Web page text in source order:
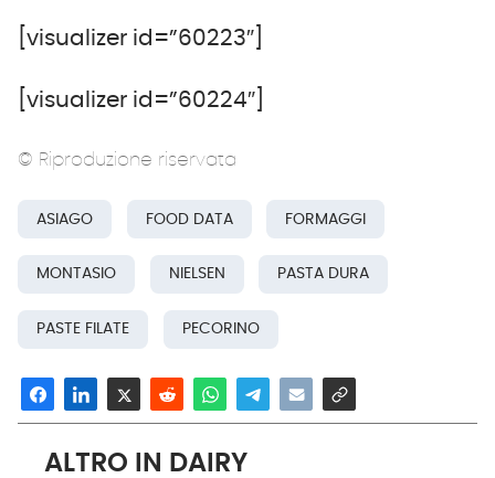
[visualizer id=”60223″]
[visualizer id=”60224″]
© Riproduzione riservata
ASIAGO FOOD DATA FORMAGGI
MONTASIO NIELSEN PASTA DURA
PASTE FILATE PECORINO
ALTRO IN DAIRY